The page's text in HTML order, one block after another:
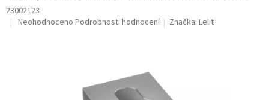
23002123
Průměrné
Neohodnoceno Podrobnosti hodnocení Značka:Lelit